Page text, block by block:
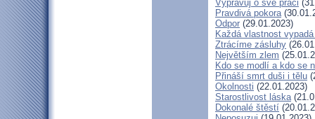
Vypravuj o své práci
Pravdivá pokora
Odpor (29.01.2023)
Každá vlastnost
Ztrácíme zásluhy
Největším zlem
Kdo se modlí a kdo se
Přináší smrt duši i tělu
Okolnosti (22.01.2023)
Starostlivost láska
Dokonalé štěstí